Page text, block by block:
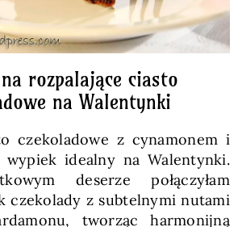
Posiłki
Zdrowo i fit
SKLEP
rozpalające ciasto
na Walentynki
czekoladowe z cynamonem i
wypiek idealny na Walentynki.
deserze połączyłam
czekolady z subtelnymi nutami
tworząc harmonijną